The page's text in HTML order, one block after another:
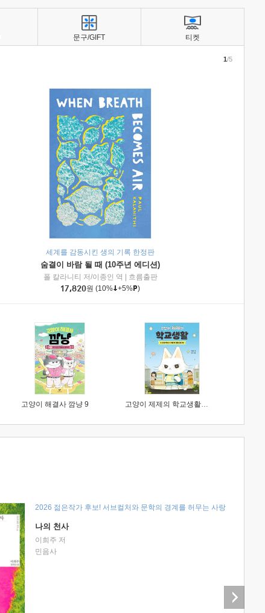
미래엔아이세움
세계를 감동시킨 생의 기록 한정판
숨결이 바람 될 때 (10주년 에디션)
폴 칼라니티 저/이종인 역
흐름출판
17,820원 (10% +5% )
1/5
고양이 해결사 깜냥 9 고양이 제제의 학교생활 1 : 초등학생이 이렇게 힘들 줄이야
문구/GIFT 티켓
2026 젊은작가 후보! 서브컬처와 문학의 경계를 허무는 사랑
나의 천사
이희주 저
민음사